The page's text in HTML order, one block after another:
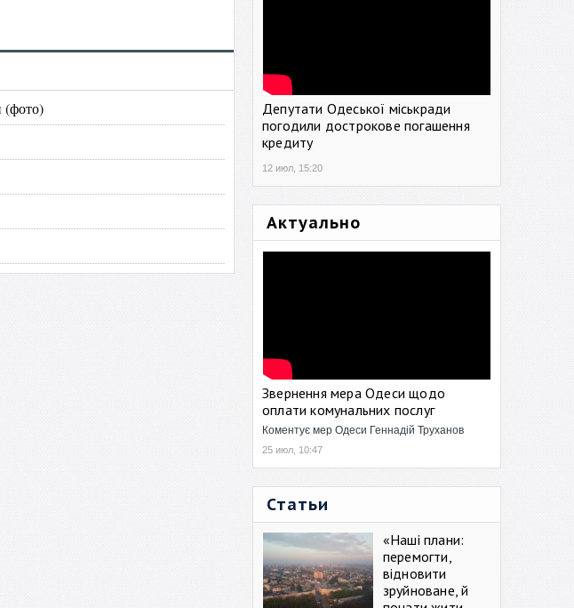
(фото)
Депутати Одеської міськради
погодили дострокове погашення
кредиту
12 июл, 15:20
Актуально
Звернення мера Одеси щодо
оплати комунальних послуг
Коментує мер Одеси Геннадій Труханов
25 июл, 10:47
Статьи
«Наші плани:
перемогти,
відновити
зруйноване, й